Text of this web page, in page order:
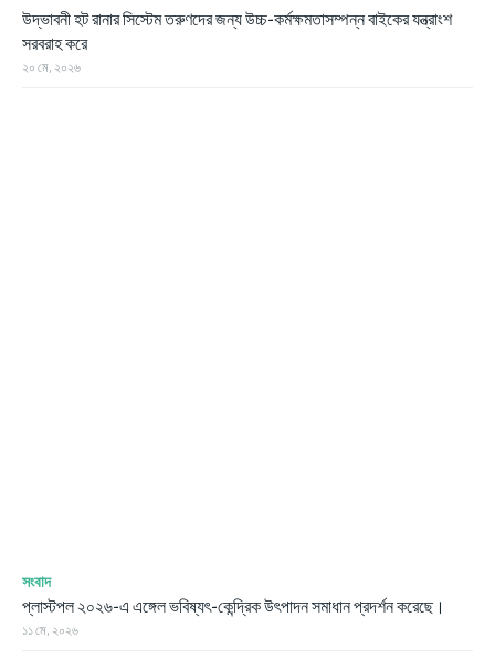
উদ্ভাবনী হট রানার সিস্টেম তরুণদের জন্য উচ্চ-কর্মক্ষমতাসম্পন্ন বাইকের যন্ত্রাংশ
সরবরাহ করে
২০ মে, ২০২৬
সংবাদ
প্লাস্টপল ২০২৬-এ এঙ্গেল ভবিষ্যৎ-কেন্দ্রিক উৎপাদন সমাধান প্রদর্শন করেছে।
১১ মে, ২০২৬